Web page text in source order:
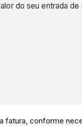
do seu entrada de
fatura, conforme